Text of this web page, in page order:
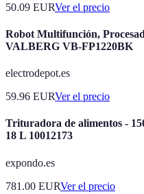
50.09 EURVer el precio
Robot Multifunción,
VALBERG VB-FP1220BK
electrodepot.es
59.96 EURVer el precio
Trituradora de alimentos -
18 L 10012173
expondo.es
781.00 EURVer el precio